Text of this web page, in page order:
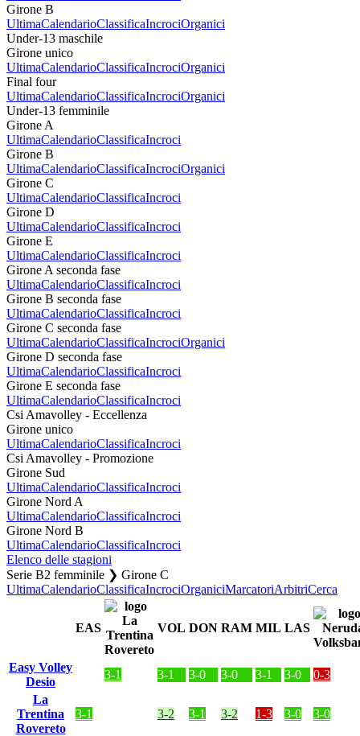
Girone B
UltimaCalendarioClassificaIncrociOrganici
Under-13 maschile
Girone unico
UltimaCalendarioClassificaIncrociOrganici
Final four
UltimaCalendarioClassificaIncrociOrganici
Under-13 femminile
Girone A
UltimaCalendarioClassificaIncroci
Girone B
UltimaCalendarioClassificaIncrociOrganici
Girone C
UltimaCalendarioClassificaIncroci
Girone D
UltimaCalendarioClassificaIncroci
Girone E
UltimaCalendarioClassificaIncroci
Girone A seconda fase
UltimaCalendarioClassificaIncroci
Girone B seconda fase
UltimaCalendarioClassificaIncroci
Girone C seconda fase
UltimaCalendarioClassificaIncrociOrganici
Girone D seconda fase
UltimaCalendarioClassificaIncroci
Girone E seconda fase
UltimaCalendarioClassificaIncroci
Csi Amavolley - Eccellenza
Girone unico
UltimaCalendarioClassificaIncroci
Csi Amavolley - Promozione
Girone Sud
UltimaCalendarioClassificaIncroci
Girone Nord A
UltimaCalendarioClassificaIncroci
Girone Nord B
UltimaCalendarioClassificaIncroci
Elenco delle stagioni
Serie B2 femminile ❯ Girone C
UltimaCalendarioClassificaIncrociOrganiciMarcatoriArbitriCerca
EAS VOL DON RAM MIL LAS
Easy Volley
Desio
3-1 3-1 3-0 3-0 3-1 3-0
0-3
La
Trentina
Rovereto
3-1 3-2 3-1 3-2 1-3 3-0 3-0